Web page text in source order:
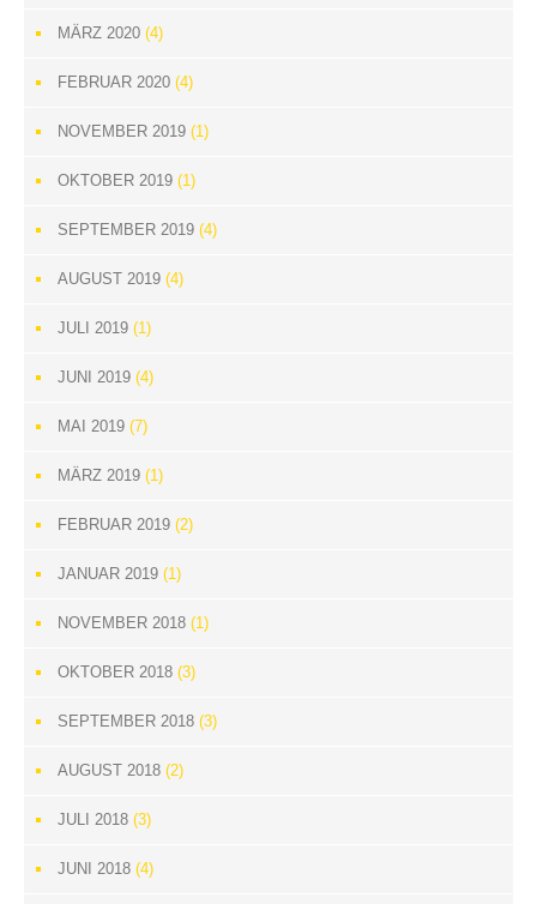
MÄRZ 2020 (4)
FEBRUAR 2020 (4)
NOVEMBER 2019 (1)
OKTOBER 2019 (1)
SEPTEMBER 2019 (4)
AUGUST 2019 (4)
JULI 2019 (1)
JUNI 2019 (4)
MAI 2019 (7)
MÄRZ 2019 (1)
FEBRUAR 2019 (2)
JANUAR 2019 (1)
NOVEMBER 2018 (1)
OKTOBER 2018 (3)
SEPTEMBER 2018 (3)
AUGUST 2018 (2)
JULI 2018 (3)
JUNI 2018 (4)